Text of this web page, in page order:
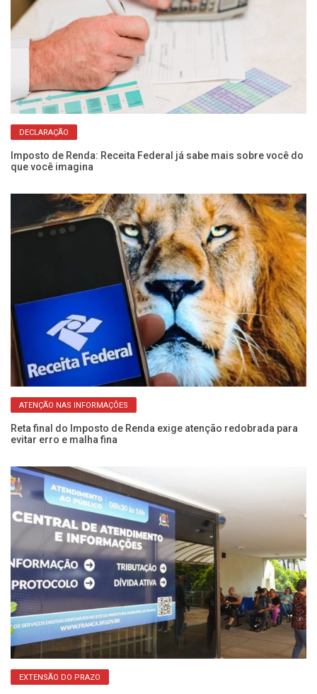
DECLARAÇÃO
Imposto de Renda: Receita Federal já sabe mais sobre você do
que você imagina
ATENÇÃO NAS INFORMAÇÕES
Reta final do Imposto de Renda exige atenção redobrada para
evitar erro e malha fina
EXTENSÃO DO PRAZO